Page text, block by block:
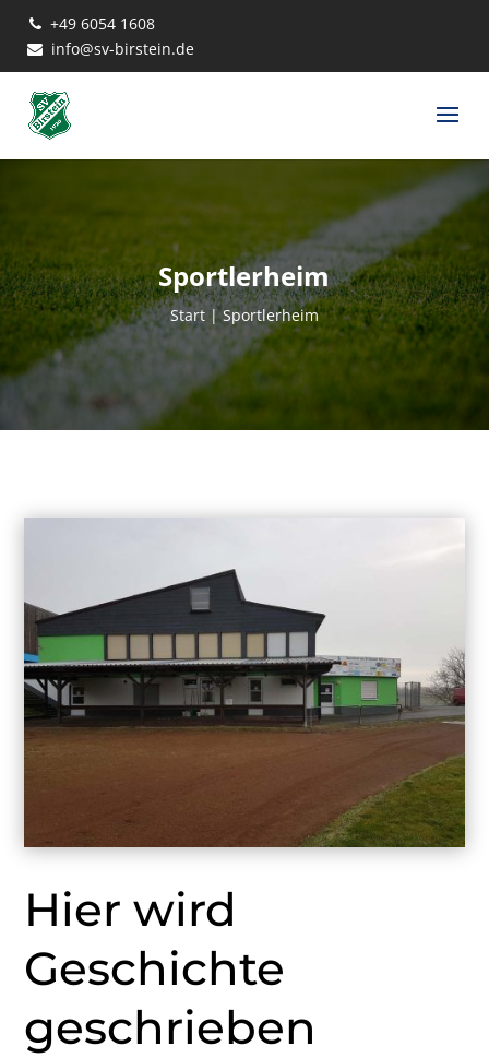
+49 6054 1608
info@sv-birstein.de
Sportlerheim
Start| Sportlerheim
Hier wird
Geschichte
geschrieben